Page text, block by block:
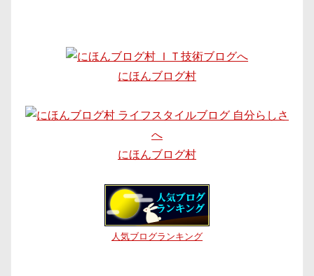
にほんブログ村
にほんブログ村
人気ブログランキング